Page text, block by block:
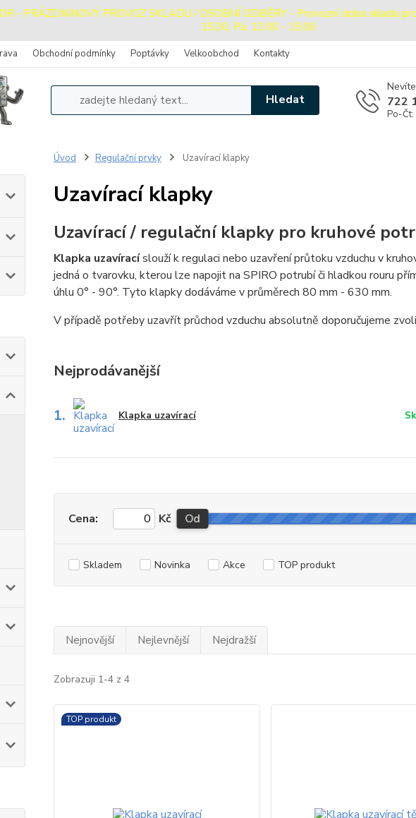
- PRÁZDNINOVÝ PROVOZ SKLADU / OSOBNÍ ODBĚRY - Provozní doba skladu
15:30, Pá: 13:00 - 15:00
Obchodní podmínky Poptávky Velkoobchod Kontakty
Hledat 722
Po-
Úvod Regulační prvky Uzavírací klapky
Uzavírací klapky
Uzavírací / regulační klapky pro kruhové
Klapka uzavíracíslouží k regulaci nebo uzavření průtoku vzduchu v
jedná o tvarovku, kterou lze napojit na SPIRO potrubí či hladkou rouru
úhlu 0° - 90°. Tyto klapky dodáváme v průměrech 80 mm - 630 mm.
V případě potřeby uzavřít průchod vzduchu absolutně doporučujeme
Nejprodávanější
1. Klapka uzavírací
Cena: Kč Od
Skladem Novinka Akce TOP produkt
Nejnovější Nejlevnější Nejdražší
Zobrazuji 1-4 z 4
TOP produkt